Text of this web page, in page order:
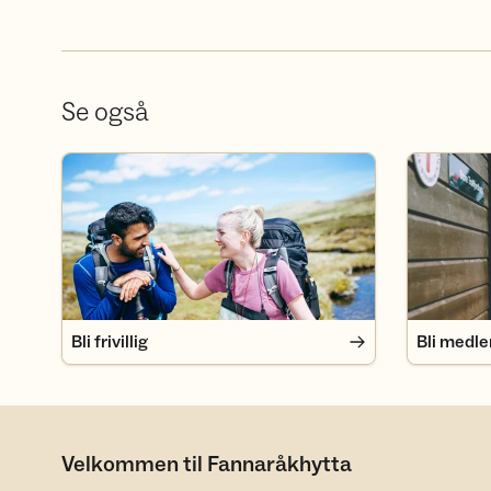
Se også
Bli frivillig
Bli frivillig
Bli medlem
Bli
Velkommen til Fannaråkhytta